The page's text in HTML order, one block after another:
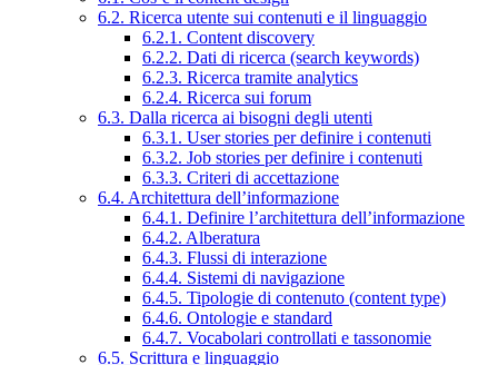
6.2. Ricerca utente sui contenuti e il linguaggio
6.2.1. Content discovery
6.2.2. Dati di ricerca (search keywords)
6.2.3. Ricerca tramite analytics
6.2.4. Ricerca sui forum
6.3. Dalla ricerca ai bisogni degli utenti
6.3.1. User stories per definire i contenuti
6.3.2. Job stories per definire i contenuti
6.3.3. Criteri di accettazione
6.4. Architettura dell’informazione
6.4.1. Definire l’architettura dell’informazione
6.4.2. Alberatura
6.4.3. Flussi di interazione
6.4.4. Sistemi di navigazione
6.4.5. Tipologie di contenuto (content type)
6.4.6. Ontologie e standard
6.4.7. Vocabolari controllati e tassonomie
6.5. Scrittura e linguaggio